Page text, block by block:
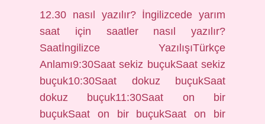
12.30 nasıl yazılır? İngilizcede yarım
saat için saatler nasıl yazılır?
Saatİngilizce YazılışıTürkçe
Anlamı9:30Saat sekiz buçukSaat sekiz
buçuk10:30Saat dokuz buçukSaat
dokuz buçuk11:30Saat on bir
buçukSaat on bir buçukSaat on bir